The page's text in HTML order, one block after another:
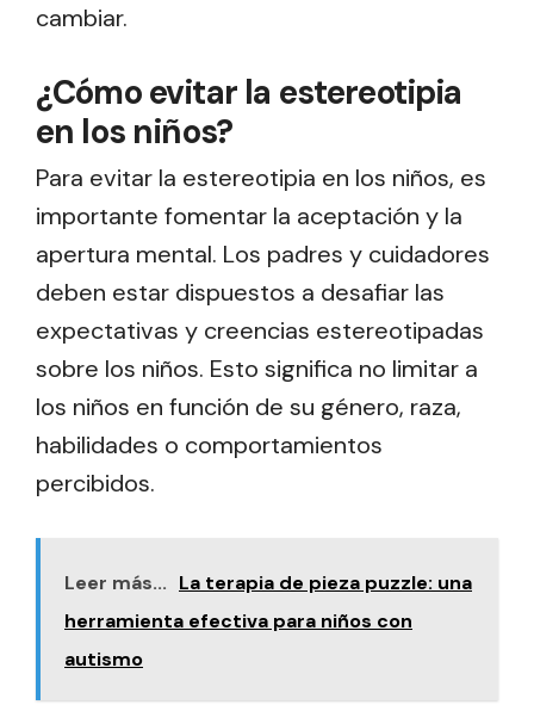
cambiar.
¿Cómo evitar la estereotipia
en los niños?
Para evitar la estereotipia en los niños, es
importante fomentar la aceptación y la
apertura mental. Los padres y cuidadores
deben estar dispuestos a desafiar las
expectativas y creencias estereotipadas
sobre los niños. Esto significa no limitar a
los niños en función de su género, raza,
habilidades o comportamientos
percibidos.
Leer más... La terapia de pieza puzzle: una
herramienta efectiva para niños con
autismo